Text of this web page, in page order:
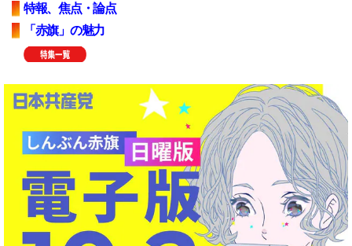
特報、焦点・論点
「赤旗」の魅力